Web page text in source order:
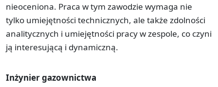
nieoceniona. Praca w tym zawodzie wymaga nie
tylko umiejętności technicznych, ale także zdolności
analitycznych i umiejętności pracy w zespole, co czyni
ją interesującą i dynamiczną.
Inżynier gazownictwa